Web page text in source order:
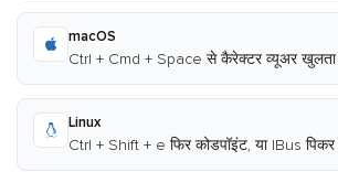
macOS
Ctrl + Cmd + Space से कैरेक्टर व्यूअर
Linux
Ctrl + Shift + e फिर कोडपॉइंट, या IBus